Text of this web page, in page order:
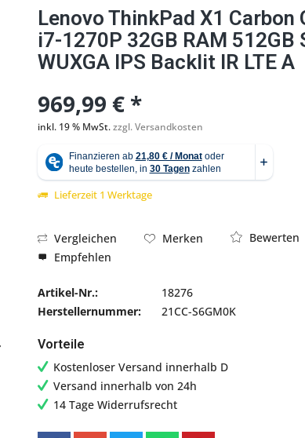
Abbildung ähnlich
Lenovo ThinkPad X1 Carbon
i7-1270P 32GB RAM 512GB
WUXGA IPS Backlit IR LTE A
969,99 € *
inkl. 19 % MwSt.zzgl. Versandkosten
Lieferzeit 1 Werktage
Vergleichen Merken
Bewerten
Empfehlen
Artikel-Nr.:
18276
Herstellernummer:
21CC-S6GM0K
Vorteile
Kostenloser Versand innerhalb D
Versand innerhalb von 24h
14 Tage Widerrufsrecht